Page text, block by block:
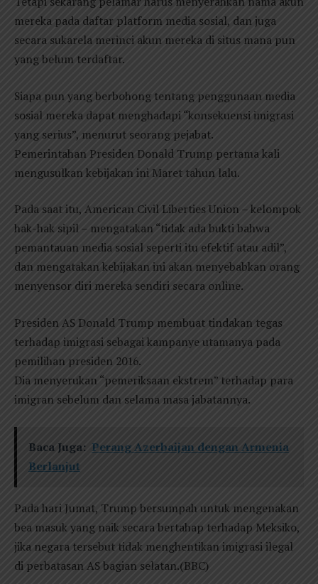
mereka pada daftar platform media sosial, dan juga
secara sukarela merinci akun mereka di situs mana pun
yang belum terdaftar.
Siapa pun yang berbohong tentang penggunaan media
sosial mereka dapat menghadapi “konsekuensi imigrasi
yang serius”, menurut seorang pejabat.
Pemerintahan Presiden Donald Trump pertama kali
mengusulkan kebijakan ini Maret tahun lalu.
Pada saat itu, American Civil Liberties Union – kelompok
hak-hak sipil – mengatakan “tidak ada bukti bahwa
pemantauan media sosial seperti itu efektif atau adil”,
dan mengatakan kebijakan ini akan menyebabkan orang
menyensor diri mereka sendiri secara online.
Presiden AS Donald Trump membuat tindakan tegas
terhadap imigrasi sebagai kampanye utamanya pada
pemilihan presiden 2016.
Dia menyerukan “pemeriksaan ekstrem” terhadap para
imigran sebelum dan selama masa jabatannya.
Baca Juga: Perang Azerbaijan dengan Armenia
Berlanjut
Pada hari Jumat, Trump bersumpah untuk mengenakan
bea masuk yang naik secara bertahap terhadap Meksiko,
jika negara tersebut tidak menghentikan imigrasi ilegal
di perbatasan AS bagian selatan.(BBC)